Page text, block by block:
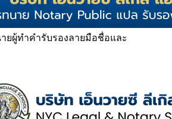
ยผู้ทำคำรับรองลายมือชื่อและ